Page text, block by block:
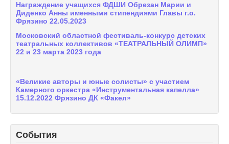
Награждение учащихся ФДШИ Обрезан Марии и
Диденко Анны именными стипендиями Главы г.о.
Фрязино 22.05.2023
Московский областной фестиваль-конкурс детских
театральных коллективов «ТЕАТРАЛЬНЫЙ ОЛИМП»
22 и 23 марта 2023 года
«Великие авторы и юные солисты» с участием
Камерного оркестра «Инструментальная капелла»
15.12.2022 Фрязино ДК «Факел»
События